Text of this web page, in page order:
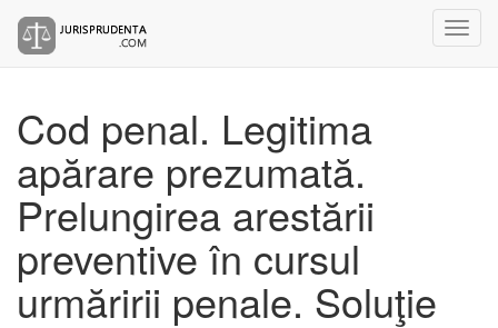
Cod penal. Legitima
apărare prezumată.
Prelungirea arestării
preventive în cursul
urmăririi penale. Soluţie